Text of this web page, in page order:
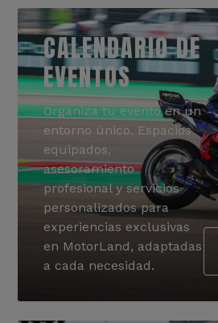
CALENDARIO DE
EVENTOS
Organiza tu evento en un
entorno único. Espacios
equipados,
asesoramiento
profesional y servicios
personalizados para
experiencias exclusivas
en MotorLand, adaptadas
a cada necesidad.